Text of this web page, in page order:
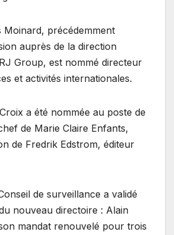
précédemment
auprès de la direction
Group, est nommé directeur
et activités internationales.
a été nommée au poste de
de Marie Claire Enfants,
de Fredrik Edstrom, éditeur
de surveillance a validé
nouveau directoire : Alain
mandat renouvelé pour trois